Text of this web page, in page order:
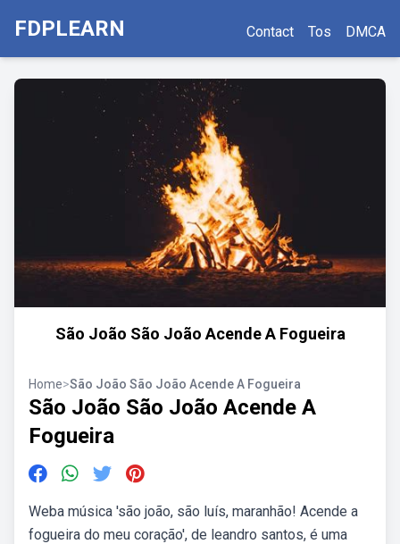
FDPLEARN Contact Tos DMCA
São João São João Acende A Fogueira
Home>São João São João Acende A Fogueira
São João São João Acende A
Fogueira
Weba música 'são joão, são luís, maranhão! Acende a
fogueira do meu coração', de leandro santos, é uma